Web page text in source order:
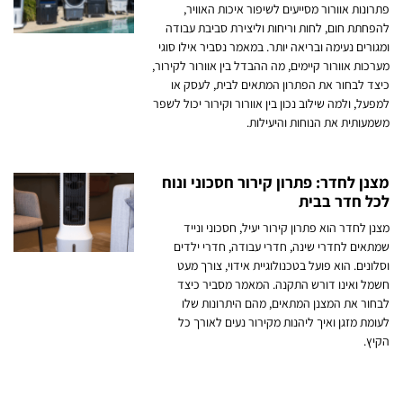
פתרונות אוורור מסייעים לשיפור איכות האוויר,
להפחתת חום, לחות וריחות וליצירת סביבת עבודה
ומגורים נעימה ובריאה יותר. במאמר נסביר אילו סוגי
מערכות אוורור קיימים, מה ההבדל בין אוורור לקירור,
כיצד לבחור את הפתרון המתאים לבית, לעסק או
למפעל, ולמה שילוב נכון בין אוורור וקירור יכול לשפר
משמעותית את הנוחות והיעילות.
מצנן לחדר: פתרון קירור חסכוני ונוח
לכל חדר בבית
מצנן לחדר הוא פתרון קירור יעיל, חסכוני ונייד
שמתאים לחדרי שינה, חדרי עבודה, חדרי ילדים
וסלונים. הוא פועל בטכנולוגיית אידוי, צורך מעט
חשמל ואינו דורש התקנה. המאמר מסביר כיצד
לבחור את המצנן המתאים, מהם היתרונות שלו
לעומת מזגן ואיך ליהנות מקירור נעים לאורך כל
הקיץ.